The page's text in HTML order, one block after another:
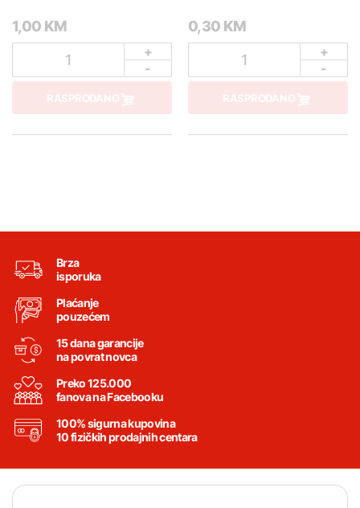
1,00 KM
1
+
-
RASPRODANO
0,30 KM
1
+
-
RASPRODANO
Brza
isporuka
Plaćanje
pouzećem
15 dana garancije
na povrat novca
Preko 125.000
fanova na Facebooku
100% sigurna kupovina
10 fizičkih prodajnih centara